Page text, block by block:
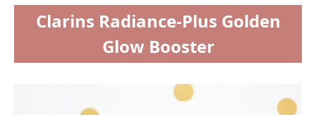
Clarins Radiance-Plus Golden
Glow Booster